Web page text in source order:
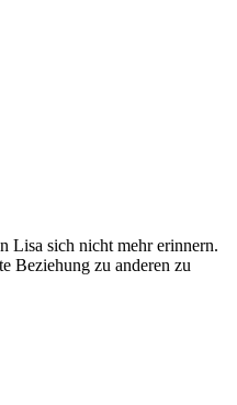
Lisa sich nicht mehr erinnern.
Beziehung zu anderen zu